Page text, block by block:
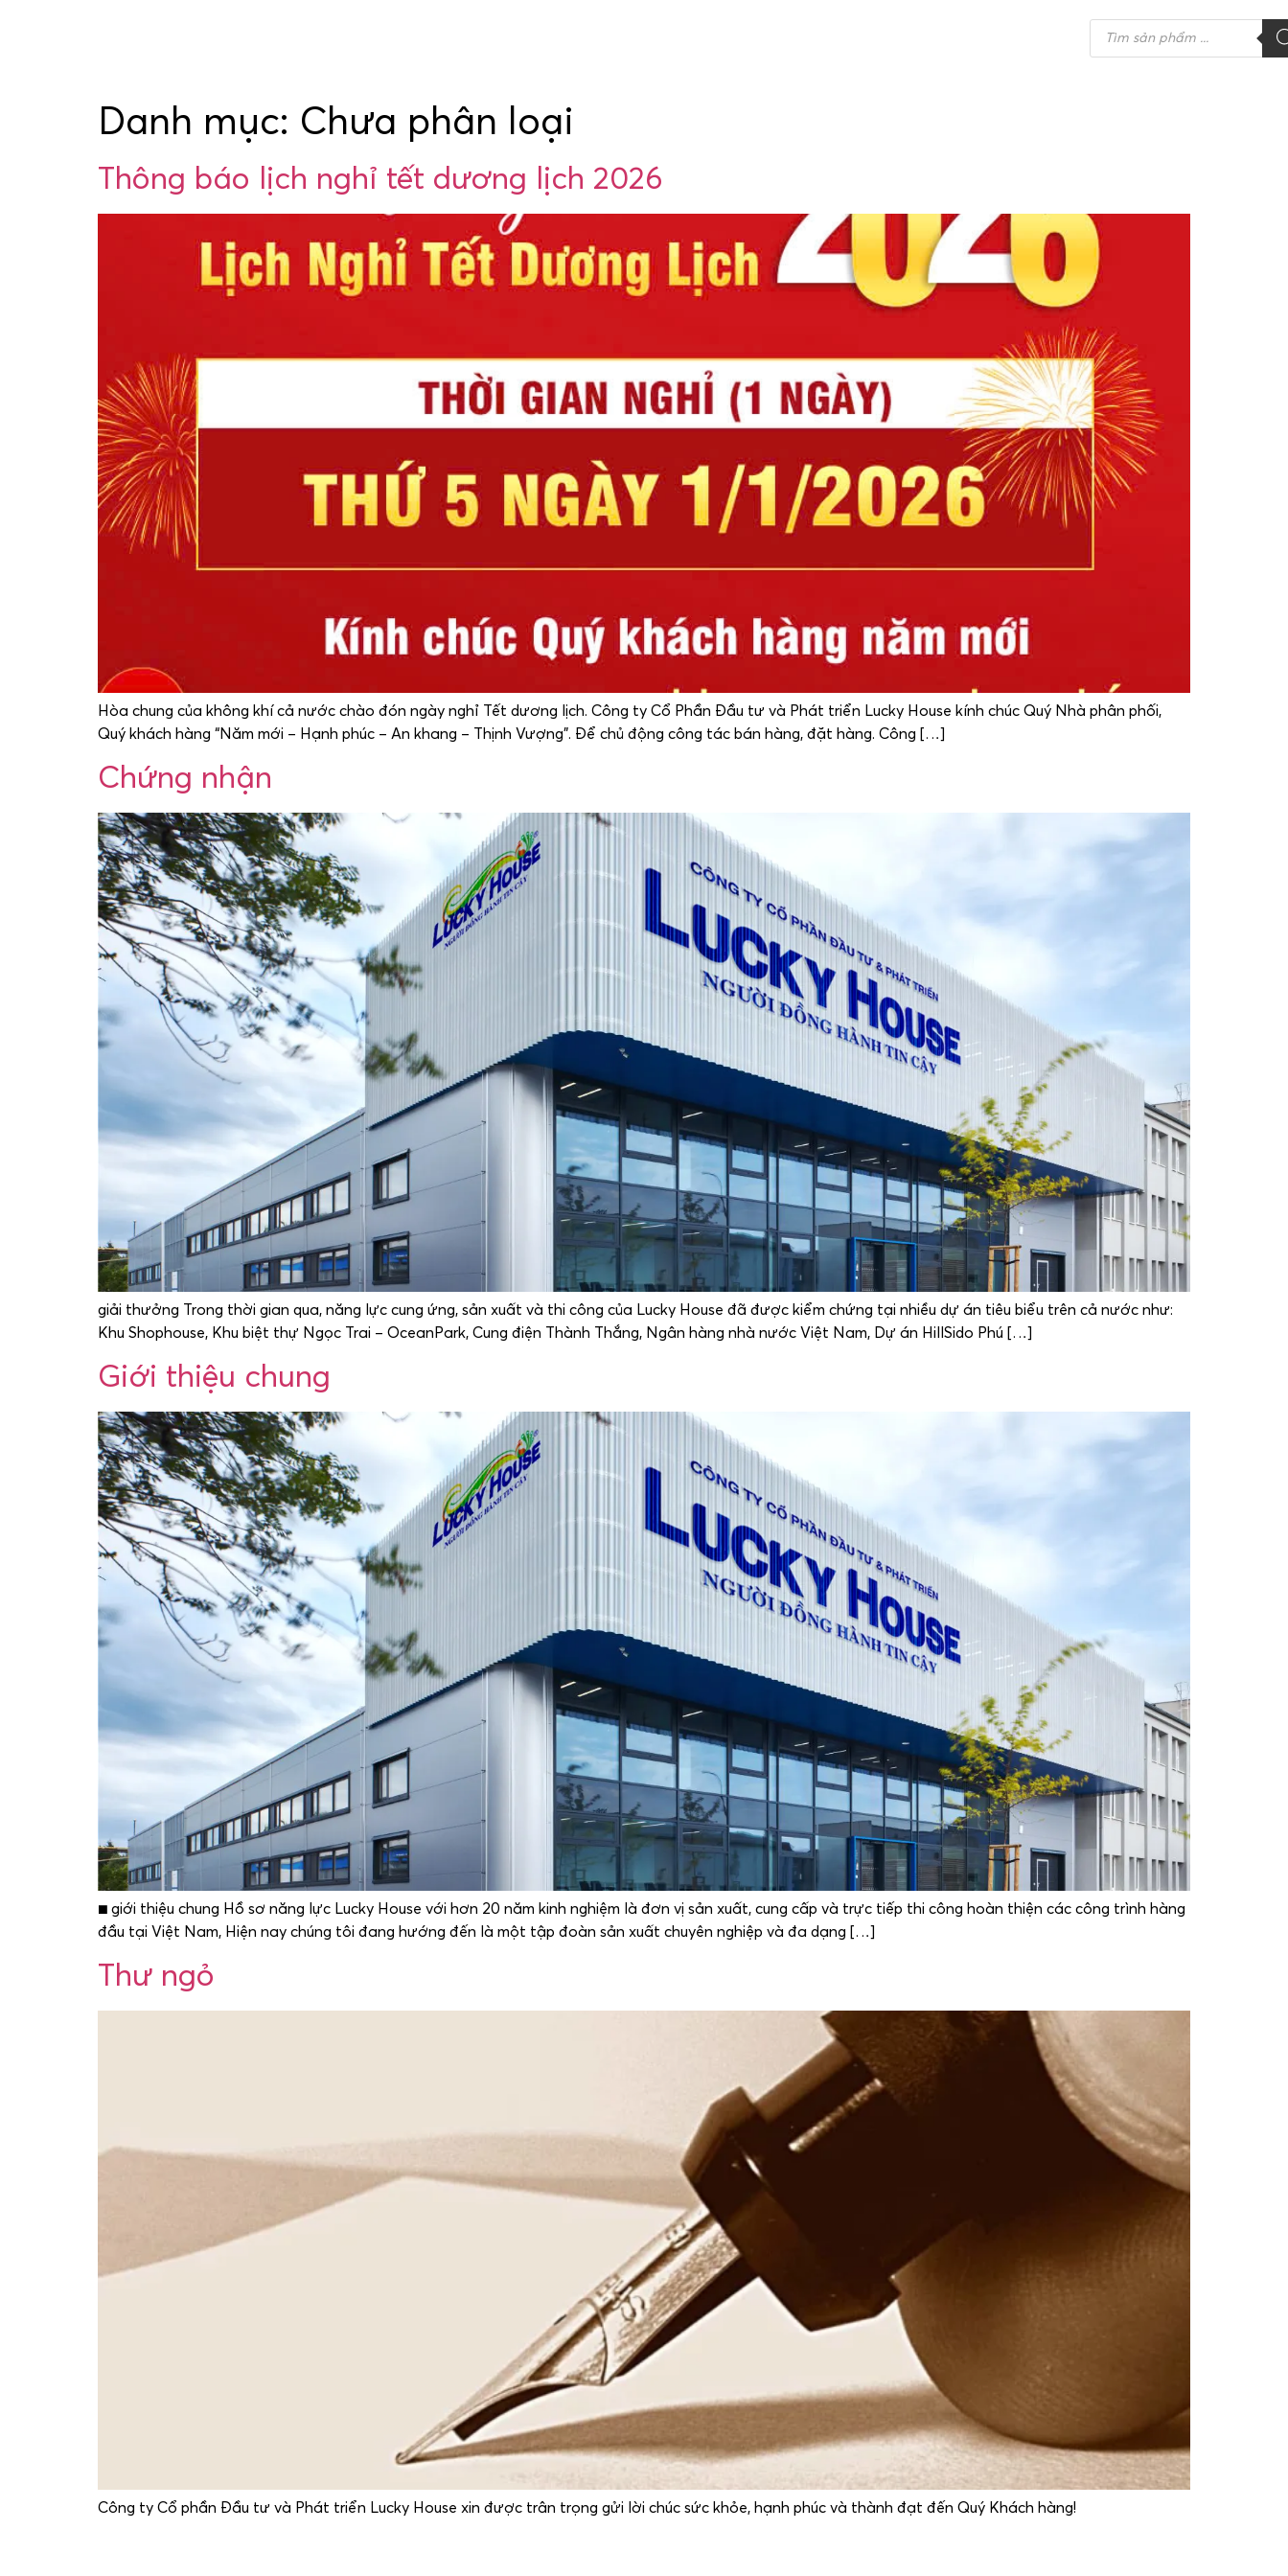
Danh mục: Chưa phân loại
Thông báo lịch nghỉ tết dương lịch 2026
Hòa chung của không khí cả nước chào đón ngày nghỉ Tết dương lịch. Công ty Cổ Phần Đầu tư và Phát triển Lucky House kính chúc Quý Nhà phân phối,
Quý khách hàng “Năm mới – Hạnh phúc – An khang – Thịnh Vượng”. Để chủ động công tác bán hàng, đặt hàng. Công […]
Chứng nhận
giải thưởng Trong thời gian qua, năng lực cung ứng, sản xuất và thi công của Lucky House đã được kiểm chứng tại nhiều dự án tiêu biểu trên cả nước như:
Khu Shophouse, Khu biệt thự Ngọc Trai – OceanPark, Cung điện Thành Thắng, Ngân hàng nhà nước Việt Nam, Dự án HillSido Phú […]
Giới thiệu chung
■ giới thiệu chung Hồ sơ năng lực Lucky House với hơn 20 năm kinh nghiệm là đơn vị sản xuất, cung cấp và trực tiếp thi công hoàn thiện các công trình hàng
đầu tại Việt Nam, Hiện nay chúng tôi đang hướng đến là một tập đoàn sản xuất chuyên nghiệp và đa dạng […]
Thư ngỏ
Công ty Cổ phần Đầu tư và Phát triển Lucky House xin được trân trọng gửi lời chúc sức khỏe, hạnh phúc và thành đạt đến Quý Khách hàng!